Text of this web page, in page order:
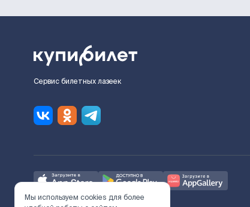
Сервис билетных лазеек
Мы используем cookies для более